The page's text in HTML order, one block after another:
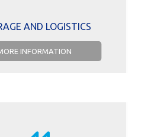
AND LOGISTICS
INFORMATION